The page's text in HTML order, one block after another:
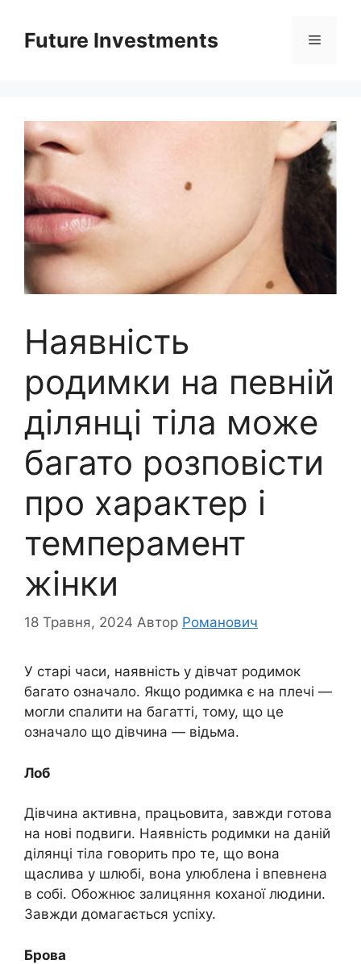
вмістуFuture Investments Меню
Наявність
родимки на певній
ділянці тіла може
багато розповісти
про характер і
темперамент
жінки
18 Травня, 2024 Автор Романович
У старі часи, наявність у дівчат родимок
багато означало. Якщо родимка є на плечі —
могли спалити на багатті, тому, що це
означало що дівчина — відьма.
Лоб
Дівчина активна, працьовита, завжди готова
на нові подвиги. Наявність родимки на даній
ділянці тіла говорить про те, що вона
щаслива у шлюбі, вона улюблена і впевнена
в собі. Обожнює залицяння коханої людини.
Завжди домагається успіху.
Брова